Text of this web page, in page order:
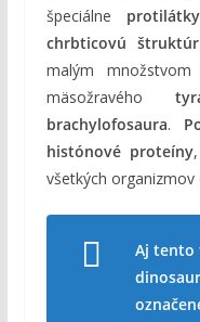
špeciálne protilátky
chrbticovú
malým
mäsožravého
brachylofosaura.
histónové proteíny
všetkých
Aj tento